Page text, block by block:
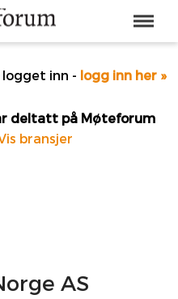
logget inn - logg inn her »
deltatt på Møteforum
bransjer
AS